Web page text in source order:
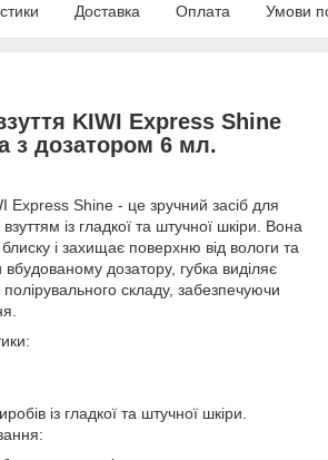
Доставка Оплата Умови
KIWI Express Shine
з дозатором 6 мл.
Express Shine - це зручний засіб для
із гладкої та штучної шкіри. Вона
і захищає поверхню від вологи та
дозатору, губка виділяє
полірувального складу, забезпечуючи
із гладкої та штучної шкіри.